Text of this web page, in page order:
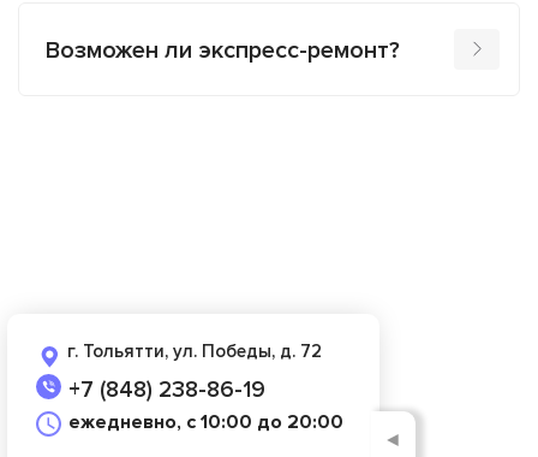
Возможен ли экспресс-ремонт?
г. Тольятти, ул. Победы, д. 72
+7 (848) 238-86-19
ежедневно, с 10:00 до 20:00
◄